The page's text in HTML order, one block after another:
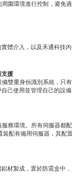
圍環境進行控制，避免
體介入，以及禾通科技
支援
雙重身份識別系統，只
己使用並管理自己的設
務環境。所有伺服器
配有備用伺服器，其配
材製成，置於防震盒中